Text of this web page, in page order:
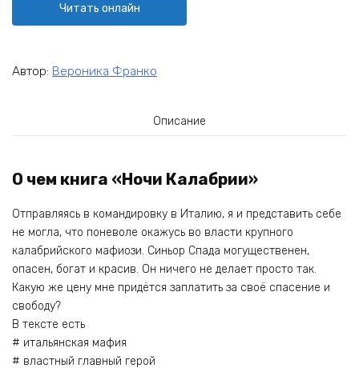
Читать онлайн
Автор: Вероника Франко
Описание
О чем книга «Ночи Калабрии»
Отправляясь в командировку в Италию, я и представить себе
не могла, что поневоле окажусь во власти крупного
калабрийского мафиози. Синьор Спада могущественен,
опасен, богат и красив. Он ничего не делает просто так.
Какую же цену мне придётся заплатить за своё спасение и
свободу?
В тексте есть
# итальянская мафия
# властный главный герой